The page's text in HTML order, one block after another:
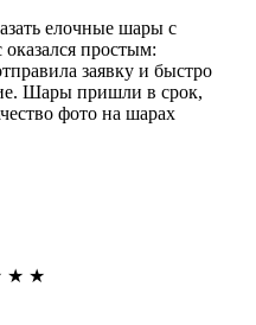
елочные шары с
простым:
заявку и быстро
Шары пришли в срок,
фото на шарах
★ ★